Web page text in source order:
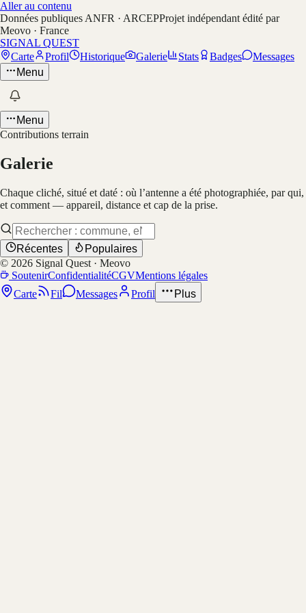
Aller au contenu
Données publiques ANFR · ARCEPProjet indépendant édité par
Meovo · France
SIGNAL QUEST
Carte
Profil Historique Galerie Stats Badges
Messages
Menu
Menu
Contributions terrain
Galerie
Chaque cliché, situé et daté : où l’antenne a été photographiée, par qui,
et comment — appareil, distance et cap de la prise.
Récentes
Populaires
© 2026 Signal Quest · Meovo
SoutenirConfidentialitéCGVMentions légales
Carte
Fil Messages Profil Plus